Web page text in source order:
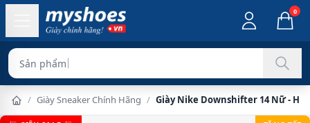
0
Sản phẩm chính hãng
/ Giày Sneaker Chính Hãng / Giày Nike Downshifter 14 Nữ -